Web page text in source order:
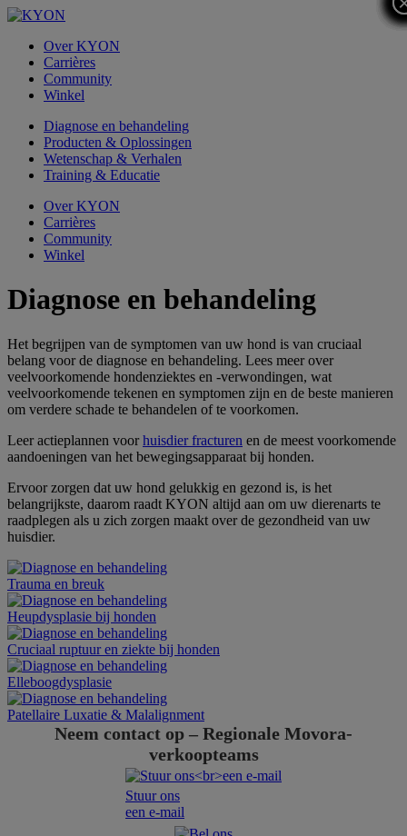
Over KYON
Carrières
Community
Winkel
Diagnose en behandeling
Producten & Oplossingen
Wetenschap & Verhalen
Training & Educatie
Over KYON
Carrières
Community
Winkel
Diagnose en behandeling
Het begrijpen van de symptomen van uw hond is van cruciaal
belang voor de diagnose en behandeling. Lees meer over
veelvoorkomende hondenziektes en -verwondingen, wat
veelvoorkomende tekenen en symptomen zijn en de beste manieren
om verdere schade te behandelen of te voorkomen.
Leer actieplannen voorhuisdier fracturen en de meest voorkomende
aandoeningen van het bewegingsapparaat bij honden.
Ervoor zorgen dat uw hond gelukkig en gezond is, is het
belangrijkste, daarom raadt KYON altijd aan om uw dierenarts te
raadplegen als u zich zorgen maakt over de gezondheid van uw
huisdier.
Trauma en breuk
Heupdysplasie bij honden
Cruciaal ruptuur en ziekte bij honden
Elleboogdysplasie
Patellaire Luxatie & Malalignment
Neem contact op – Regionale Movora-
verkoopteams
Stuur ons
een e-mail